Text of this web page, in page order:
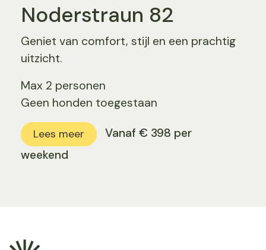
Noderstraun 82
Geniet van comfort, stijl en een prachtig
uitzicht.
Max 2 personen
Geen honden toegestaan
Lees meer
Vanaf € 398 per
weekend